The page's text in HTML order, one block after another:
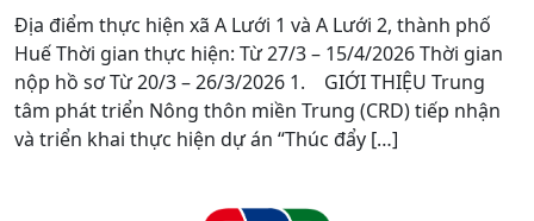
Địa điểm thực hiện xã A Lưới 1 và A Lưới 2, thành phố
Huế Thời gian thực hiện: Từ 27/3 – 15/4/2026 Thời gian
nộp hồ sơ Từ 20/3 – 26/3/2026 1. GIỚI THIỆU Trung
tâm phát triển Nông thôn miền Trung (CRD) tiếp nhận
và triển khai thực hiện dự án “Thúc đẩy […]